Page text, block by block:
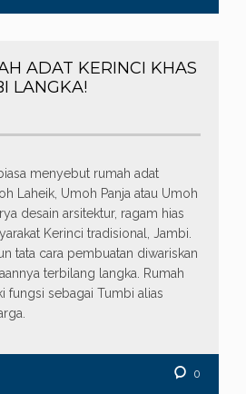
ADAT KERINCI KHAS
LANGKA!
menyebut rumah adat
Laheik, Umoh Panja atau Umoh
desain arsitektur, ragam hias
Kerinci tradisional, Jambi.
tata cara pembuatan diwariskan
terbilang langka. Rumah
fungsi sebagai Tumbi alias
0